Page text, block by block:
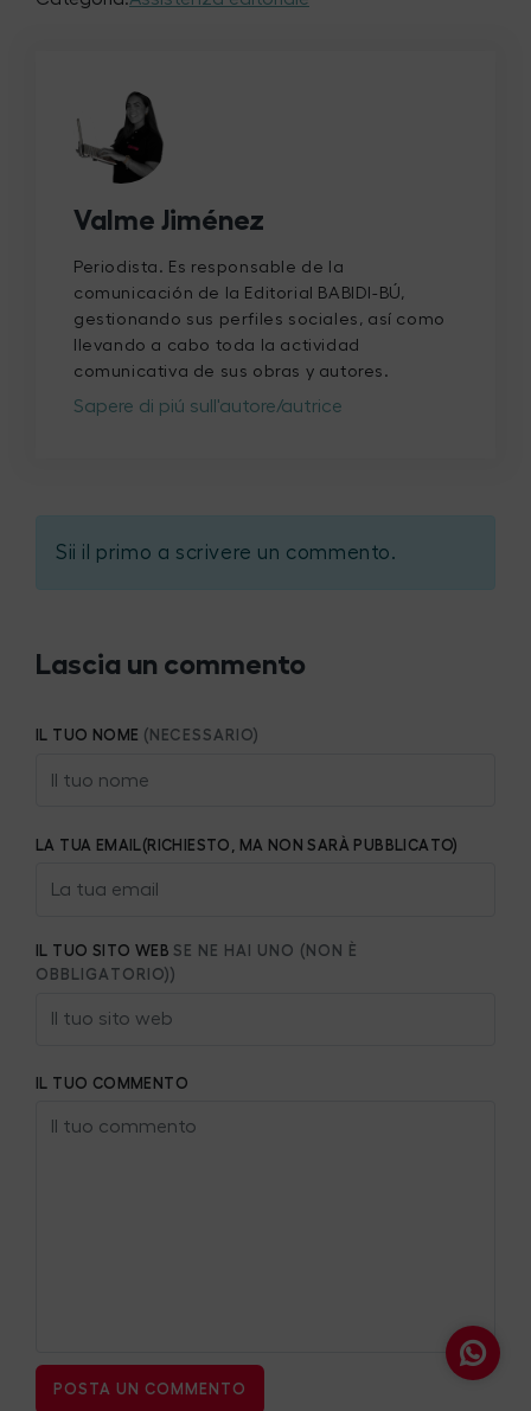
Valme Jiménez
Periodista. Es responsable de la
comunicación de la Editorial BABIDI-BÚ,
gestionando sus perfiles sociales, así como
llevando a cabo toda la actividad
comunicativa de sus obras y autores.
Sapere di piú sull'autore/autrice
Sii il primo a scrivere un commento.
Lascia un commento
IL TUO NOME (NECESSARIO)
LA TUA EMAIL(RICHIESTO, MA NON SARÀ PUBBLICATO)
IL TUO SITO WEB SE NE HAI UNO (NON È
OBBLIGATORIO))
IL TUO COMMENTO